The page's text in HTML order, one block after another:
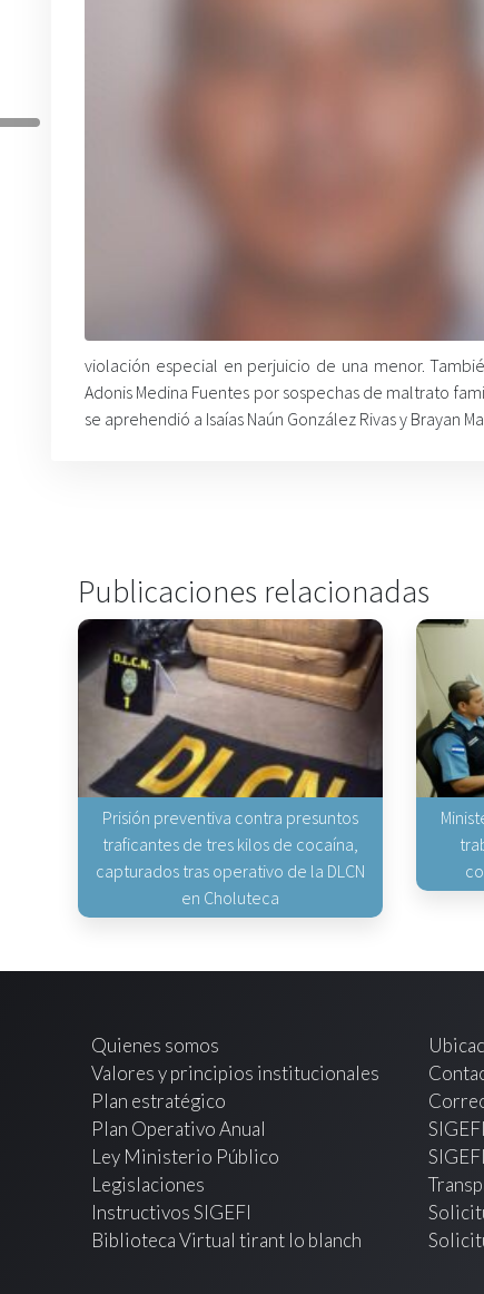
violación especial en perjuicio de una menor.
Adonis Medina Fuentes por sospechas de maltrato
se aprehendió a Isaías Naún González Rivas y Brayan
Publicaciones relacionadas
Prisión preventiva contra presuntos
traficantes de tres kilos de cocaína,
capturados tras operativo de la DLCN
en Choluteca
Quienes somos
Valores y principios institucionales
Plan estratégico
Plan Operativo Anual
Ley Ministerio Público
Legislaciones
Instructivos SIGEFI
Biblioteca Virtual tirant lo blanch
SIGEFI